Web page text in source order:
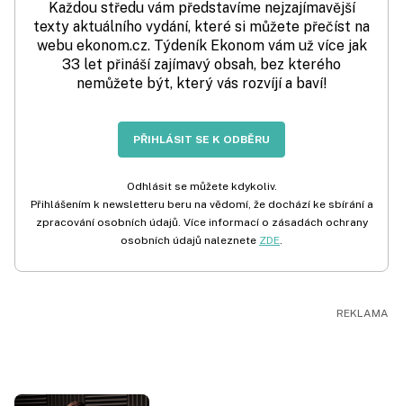
Každou středu vám představíme nejzajímavější
texty aktuálního vydání, které si můžete přečíst na
webu ekonom.cz. Týdeník Ekonom vám už více jak
33 let přináší zajímavý obsah, bez kterého
nemůžete být, který vás rozvíjí a baví!
PŘIHLÁSIT SE K ODBĚRU
Odhlásit se můžete kdykoliv.
Přihlášením k newsletteru beru na vědomí, že dochází ke sbírání a
zpracování osobních údajů. Více informací o zásadách ochrany
osobních údajů naleznete ZDE.